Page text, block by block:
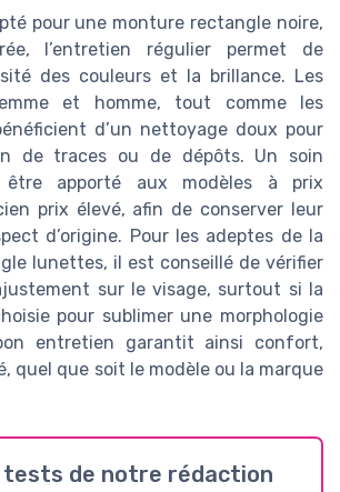
pour une monture rectangle noire,
l’entretien régulier permet de
des couleurs et la brillance. Les
et homme, tout comme les
d’un nettoyage doux pour
de traces ou de dépôts. Un soin
apporté aux modèles à prix
prix élevé, afin de conserver leur
d’origine. Pour les adeptes de la
lunettes, il est conseillé de vérifier
sur le visage, surtout si la
pour sublimer une morphologie
entretien garantit ainsi confort,
quel que soit le modèle ou la marque
tests de notre rédaction